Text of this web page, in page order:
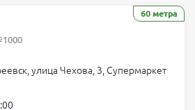
60 метра
улица Чехова, 3, Супермаркет